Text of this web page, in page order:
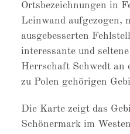
Ortsbezeichnungen in
Leinwand aufgezogen,
ausgebesserten
interessante und
Herrschaft Schwedt an
zu Polen gehörigen
Die Karte zeigt das
Schönermark im